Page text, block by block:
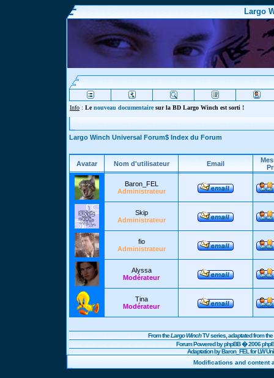
Largo
Info : Lenouveau documentairesur la BD Largo Winch est sorti !
Largo Winch Universal Forum$ Index du Forum
Avatar Nom d'utilisateur Email
Baron_FEL
Administrateur
Skip
Administrateur
fio
Administrateur
Alyssa
Modérateur
Tina
Modérateur
From theLargo WinchTV series, adaptated from
Forum Powered byphpBB� 2006
Adaptation by Baron_FEL for LW
Modifications and content